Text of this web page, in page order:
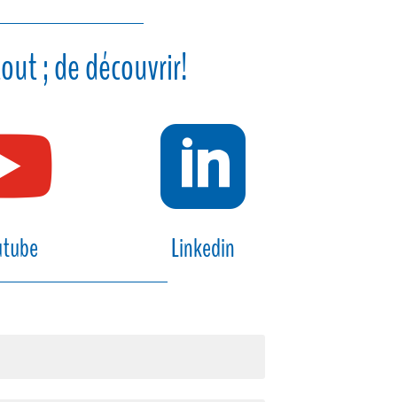
; de découvrir!

Linkedin